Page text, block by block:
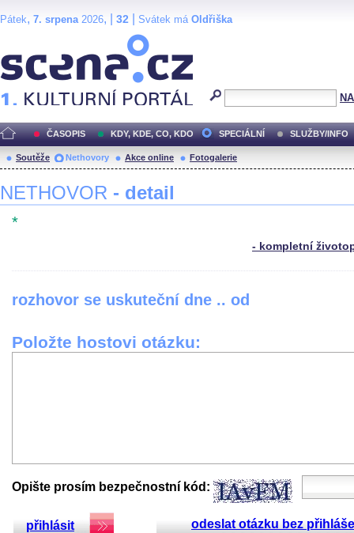
Pátek, 7. srpena2026, | 32 Svátek má Oldřiška
ČASOPIS KDY, KDE, CO, KDO SPECIÁLNÍ SLUŽBY/INFO
Soutěže Nethovory Akce online Fotogalerie
NETHOVOR - detail
*
- kompletní
rozhovor se uskuteční dne .. od
Položte hostovi otázku:
Opište prosím bezpečnostní kód:
přihlásit odeslat otázku bez